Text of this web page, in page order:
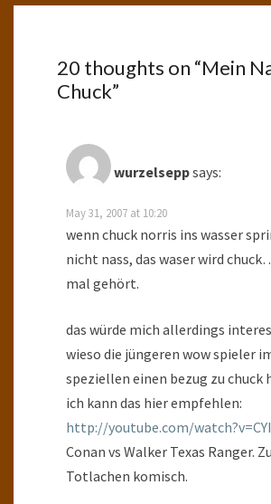
20 thoughts on “Mein
Chuck”
wurzelseppsays:
May 31, 2007 at 10:20
wenn chuck norris ins wasser
nicht nass, das waser wird
mal gehört.
das würde mich allerdings
wieso die jüngeren wow spieler
speziellen einen bezug zu chuck
ich kann das hier empfehlen:
http://youtube.com/
Conan vs Walker Texas Ranger.
Totlachen komisch.